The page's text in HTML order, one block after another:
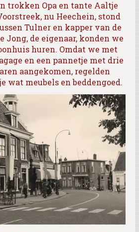
trokken Opa en tante Aaltje
nu Heechein, stond
Tulner en kapper van de
Jong, de eigenaar, konden we
huren. Omdat we met
en een pannetje met drie
aangekomen, regelden
wat meubels en beddengoed.